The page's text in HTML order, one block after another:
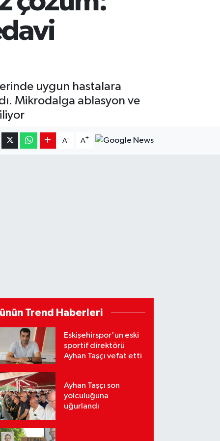
uygun hastalara
Mikrodalga ablasyon ve
A- A+
Trend Haberleri
Eskişehirspor'un eski
sportif direktörü
Ayhan Taşçı vefat etti
Ayhan Taşçı son
yolculuğuna
uğurlandı